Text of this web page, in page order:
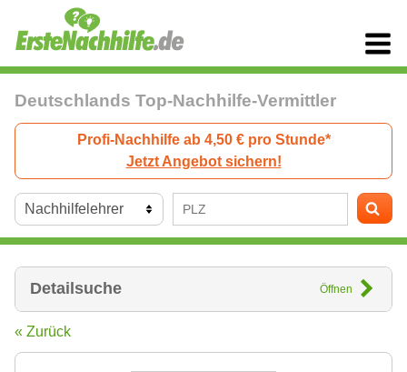
Deutschlands Top-Nachhilfe-Vermittler
Profi-Nachhilfe ab 4,50 € pro Stunde*
Jetzt Angebot sichern!
Detailsuche Öffnen
« Zurück